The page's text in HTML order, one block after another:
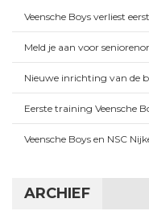
Veensche Boys verliest
Meld je aan voor
Nieuwe inrichting van de
Eerste training Veensche
Veensche Boys en NSC
ARCHIEF